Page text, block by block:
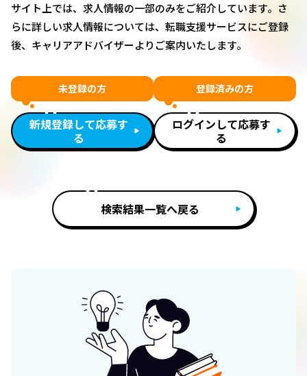
サイト上では、求人情報の一部のみをご紹介しています。さ
らに詳しい求人情報については、転職支援サービスにご登録
後、キャリアアドバイザーよりご案内いたします。
未登録の方
新規登録して応募す
る
登録済みの方
ログインして応募す
る
検索結果一覧へ戻る